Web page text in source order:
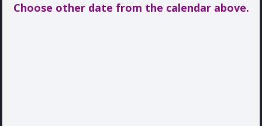
Choose other date from the calendar above.